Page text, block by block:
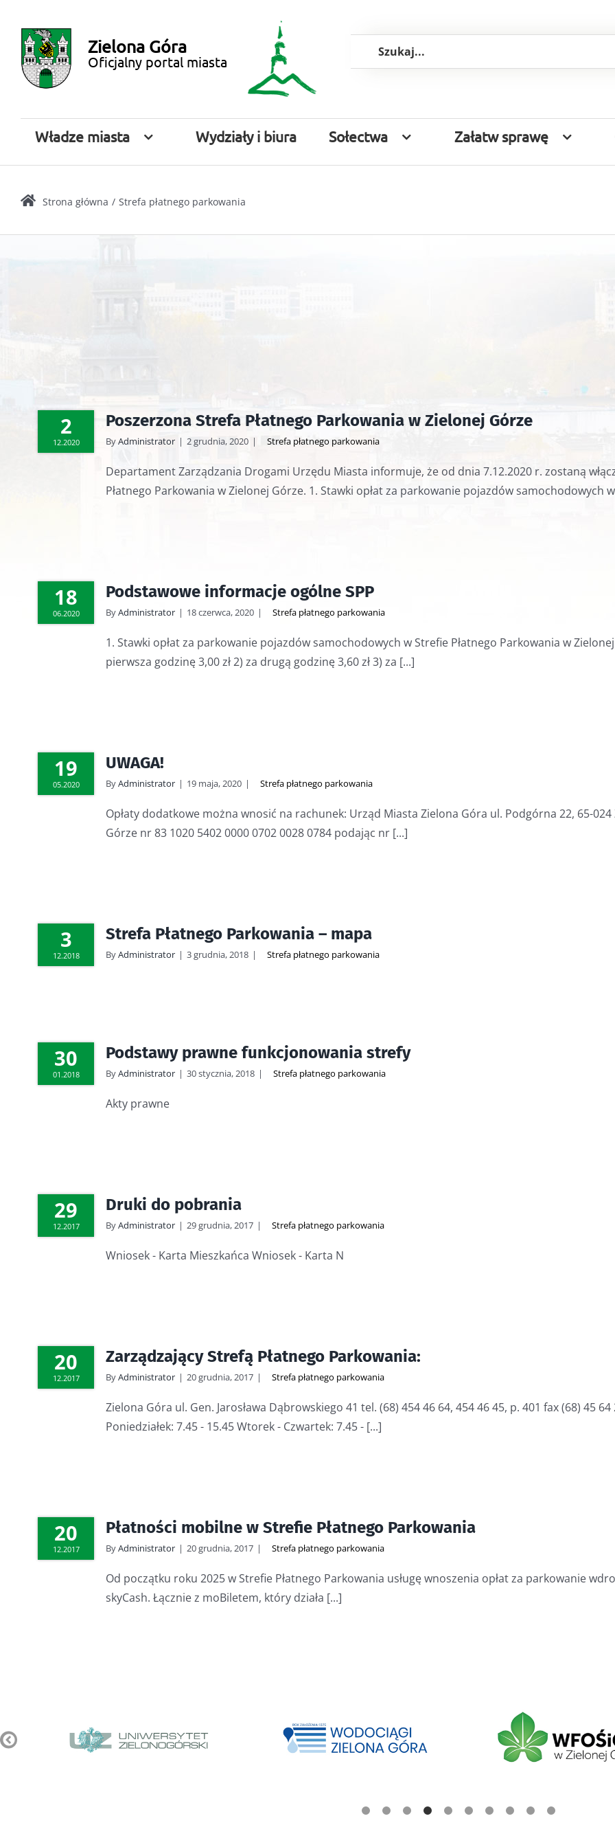
zawartości
Miasto
Zielona
Zielona Góra
Oficjalny portal miasta
Władze miasta Wydziały i biura Sołectwa Załatw sprawę
Strona główna Strefa płatnego parkowania
2
12.2020
Poszerzona Strefa Płatnego Parkowania w Zielonej Górze
ByAdministrator | 2 grudnia, 2020 | Strefa płatnego parkowania
Departament Zarządzania Drogami Urzędu Miasta informuje, że od dnia 7.12.2020 r. zostaną
Płatnego Parkowania w Zielonej Górze. 1. Stawki opłat za parkowanie pojazdów samochodowych
18
06.2020
Podstawowe informacje ogólne SPP
ByAdministrator | 18 czerwca, 2020 | Strefa płatnego parkowania
1. Stawki opłat za parkowanie pojazdów samochodowych w Strefie Płatnego Parkowania w
pierwsza godzinę 3,00 zł 2) za drugą godzinę 3,60 zł 3) za [...]
19
05.2020
UWAGA!
ByAdministrator | 19 maja, 2020 | Strefa płatnego parkowania
Opłaty dodatkowe można wnosić na rachunek: Urząd Miasta Zielona Góra ul. Podgórna 22, 65-
Górze nr 83 1020 5402 0000 0702 0028 0784 podając nr [...]
3
12.2018
Strefa Płatnego Parkowania – mapa
ByAdministrator | 3 grudnia, 2018 | Strefa płatnego parkowania
30
01.2018
Podstawy prawne funkcjonowania strefy
ByAdministrator | 30 stycznia, 2018 | Strefa płatnego parkowania
Akty prawne
29
12.2017
Druki do pobrania
ByAdministrator | 29 grudnia, 2017 | Strefa płatnego parkowania
Wniosek - Karta Mieszkańca Wniosek - Karta N
20
12.2017
Zarządzający Strefą Płatnego Parkowania:
ByAdministrator | 20 grudnia, 2017 | Strefa płatnego parkowania
Zielona Góra ul. Gen. Jarosława Dąbrowskiego 41 tel. (68) 454 46 64, 454 46 45, p. 401 fax (68) 45
Poniedziałek: 7.45 - 15.45 Wtorek - Czwartek: 7.45 - [...]
20
12.2017
Płatności mobilne w Strefie Płatnego Parkowania
ByAdministrator | 20 grudnia, 2017 | Strefa płatnego parkowania
Od początku roku 2025 w Strefie Płatnego Parkowania usługę wnoszenia opłat za parkowanie
skyCash. Łącznie z moBiletem, który działa [...]